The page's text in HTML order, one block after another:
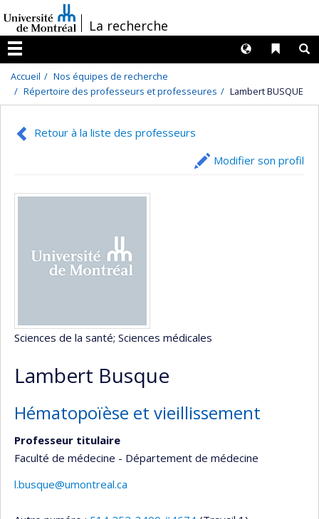
au
contenu
/La recherche
Menu
Liens
Langues
Accueil
Nos équipes de recherche
Répertoire des professeurs et professeures
Lambert BUSQUE
Retour à la liste des professeurs
Modifier son profil
Sciences de la santé; Sciences médicales
Lambert Busque
Hématopoïèse et vieillissement
Professeur titulaire
Faculté de médecine - Département de médecine
l.busque@umontreal.ca